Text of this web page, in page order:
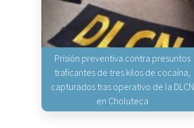
Prisión preventiva contra presuntos
traficantes de tres kilos de cocaína,
capturados tras operativo de la DLCN
en Choluteca